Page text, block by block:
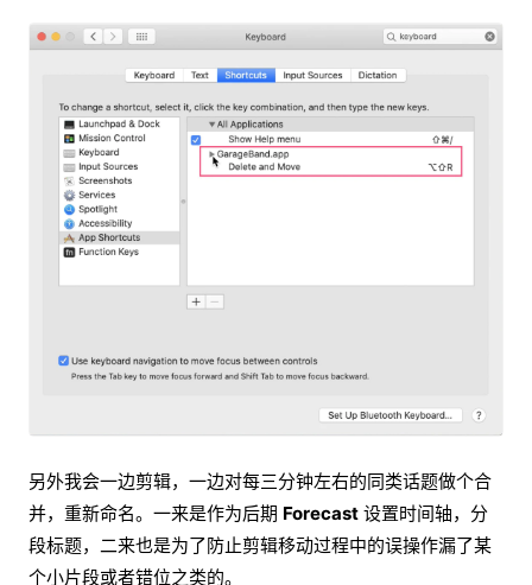
另外我会一边剪辑，一边对每三分钟左右的同类话题做个合
并，重新命名。一来是作为后期 Forecast 设置时间轴，分
段标题，二来也是为了防止剪辑移动过程中的误操作漏了某
个小片段或者错位之类的。